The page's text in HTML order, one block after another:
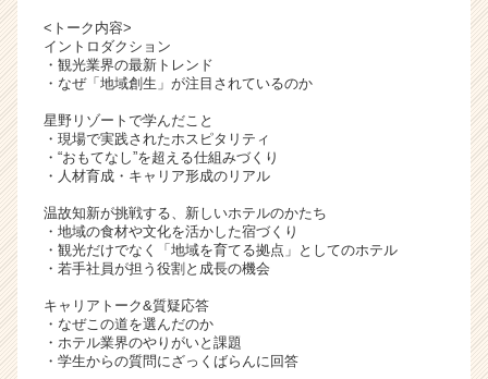
<トーク内容>
イントロダクション
・観光業界の最新トレンド
・なぜ「地域創生」が注目されているのか
星野リゾートで学んだこと
・現場で実践されたホスピタリティ
・“おもてなし”を超える仕組みづくり
・人材育成・キャリア形成のリアル
温故知新が挑戦する、新しいホテルのかたち
・地域の食材や文化を活かした宿づくり
・観光だけでなく「地域を育てる拠点」としてのホテル
・若手社員が担う役割と成長の機会
キャリアトーク&質疑応答
・なぜこの道を選んだのか
・ホテル業界のやりがいと課題
・学生からの質問にざっくばらんに回答